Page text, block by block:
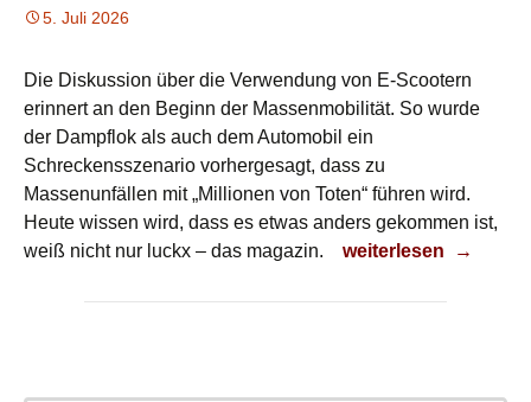
5. Juli 2026
Die Diskussion über die Verwendung von E-Scootern
erinnert an den Beginn der Massenmobilität. So wurde
der Dampflok als auch dem Automobil ein
Schreckensszenario vorhergesagt, dass zu
Massenunfällen mit „Millionen von Toten“ führen wird.
Heute wissen wird, dass es etwas anders gekommen ist,
weiß nicht nur luckx – das magazin.
Mobilität
weiterlesen →